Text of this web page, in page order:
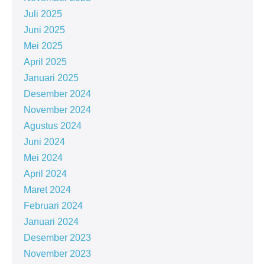
Juli 2025
Juni 2025
Mei 2025
April 2025
Januari 2025
Desember 2024
November 2024
Agustus 2024
Juni 2024
Mei 2024
April 2024
Maret 2024
Februari 2024
Januari 2024
Desember 2023
November 2023